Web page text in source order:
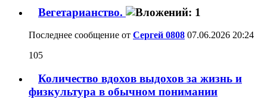
Вегетарианство.
Последнее сообщение от Сергей 0808 07.06.2026 20:24
105
Количество вдохов выдохов за жизнь и
физкультура в обычном понимании